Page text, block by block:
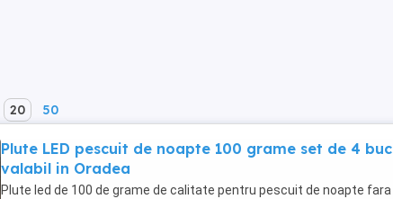
20 50
Plute LED pescuit de noapte 100 grame set de 4 buc
valabil in Oradea
Plute led de 100 de grame de calitate pentru pescuit de noapte fara